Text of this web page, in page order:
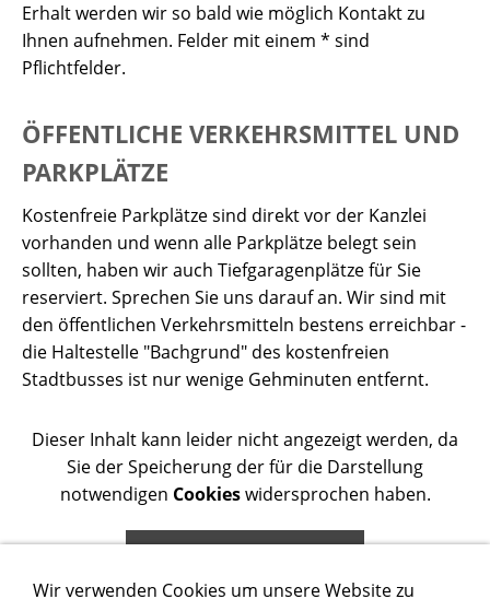
Erhalt werden wir so bald wie möglich Kontakt zu
Ihnen aufnehmen. Felder mit einem * sind
Pflichtfelder.
ÖFFENTLICHE VERKEHRSMITTEL UND
PARKPLÄTZE
Kostenfreie Parkplätze sind direkt vor der Kanzlei
vorhanden und wenn alle Parkplätze belegt sein
sollten, haben wir auch Tiefgaragenplätze für Sie
reserviert. Sprechen Sie uns darauf an. Wir sind mit
den öffentlichen Verkehrsmitteln bestens erreichbar -
die Haltestelle "Bachgrund" des kostenfreien
Stadtbusses ist nur wenige Gehminuten entfernt.
Dieser Inhalt kann leider nicht angezeigt werden, da
Sie der Speicherung der für die Darstellung
notwendigen Cookieswidersprochen haben.
DIESEN COOKIE ZULASSEN
Wir verwenden Cookies um unsere Website zu